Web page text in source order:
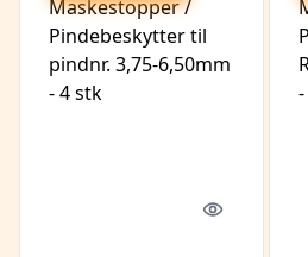
Quick look